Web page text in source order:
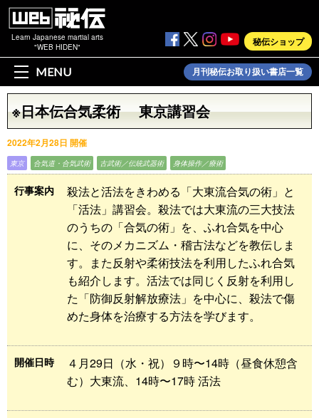
Learn Japanese martial arts
"WEB HIDEN"
秘伝ショップ
MENU 月刊秘伝お取り扱い書店一覧
※日本伝合気柔術 東京講習会
2022年2月28日 開催
東京 合気道・合気武術 古武術／伝統武器術 身体操作／療術
行事案内
殺法と活法をきわめる「大東流合気の術」と
「活法」講習会。殺法では大東流の三大技法
のうちの「合気の術」を、ふれ合気を中心
に、そのメカニズム・稽古法などを教伝しま
す。また反射や柔術技法を利用したふれ合気
も紹介します。活法では同じく反射を利用し
た「防御反射解放療法」を中心に、殺法で傷
めた身体を治療する方法を学びます。
開催日時
４月29日（水・祝）９時〜14時（昼食休憩含
む）大東流、14時〜17時 活法